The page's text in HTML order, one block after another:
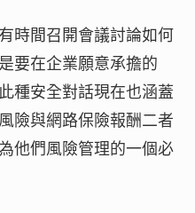
時間召開會議討論如何
要在企業願意承擔的
種安全對話現在也涵蓋
險與網路保險報酬二者
他們風險管理的一個必